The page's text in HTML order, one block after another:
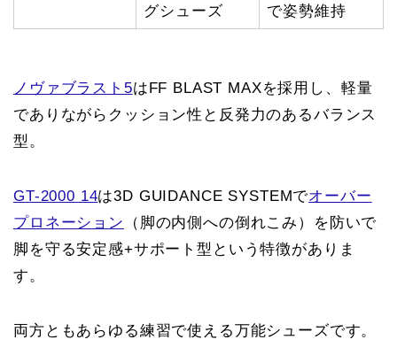
グシューズ
で姿勢維持
ノヴァブラスト5はFF BLAST MAXを採用し、軽量
でありながらクッション性と反発力のあるバランス
型。
GT-2000 14は3D GUIDANCE SYSTEMでオーバー
プロネーション （脚の内側への倒れこみ）を防いで
脚を守る安定感+サポート型という特徴がありま
す。
両方ともあらゆる練習で使える万能シューズです。